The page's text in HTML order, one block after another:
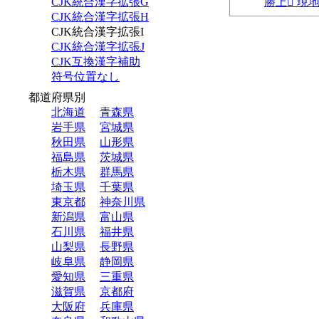
CJK統合漢字拡張H
CJK統合漢字拡張I
CJK統合漢字拡張J
CJK互換漢字補助
符号位置なし
都道府県別
北海道
青森県
岩手県
宮城県
秋田県
山形県
福島県
茨城県
栃木県
群馬県
埼玉県
千葉県
東京都
神奈川県
新潟県
富山県
石川県
福井県
山梨県
長野県
岐阜県
静岡県
愛知県
三重県
滋賀県
京都府
大阪府
兵庫県